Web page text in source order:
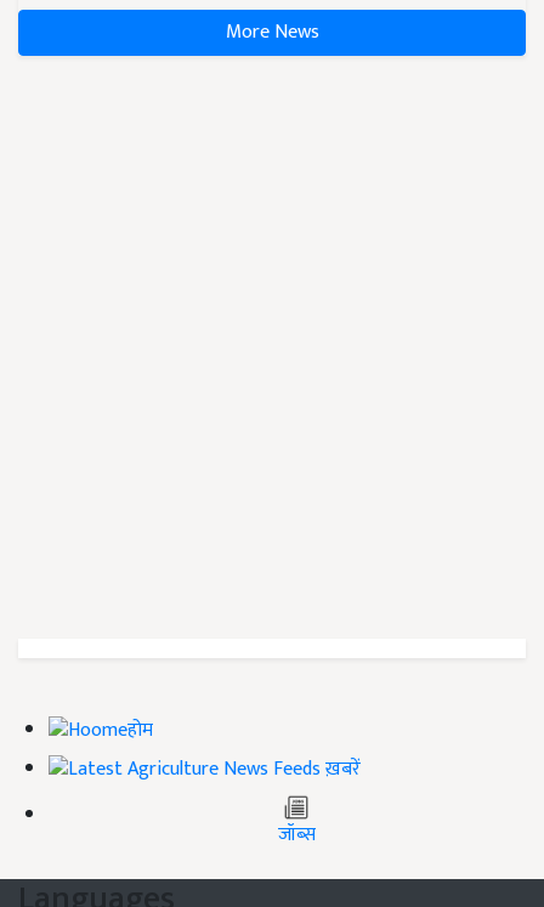
More News
होम
ख़बरें
जॉब्स